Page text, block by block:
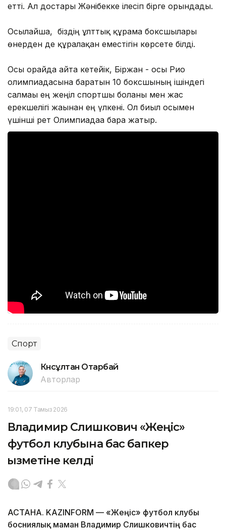
етті. Ал достары Жәнібекке ілесіп бірге орындады.
Осылайша, біздің ұлттық құрама боксшылары
өнерден де құралақан еместігін көрсете білді.
Осы орайда айта кетейік, Біржан - осы Рио
олимпиадасына баратын 10 боксшының ішіндегі
салмағы ең жеңіл спортшы болғаны мен жас
ерекшелігі жағынан ең үлкені. Ол биыл осымен
үшінші рет Олимпиадаға бара жатыр.
Спорт
Күнсұлтан Отарбай
Авторлар
19:01, 07 Тамыз 2026
Владимир Слишкович «Жеңіс»
футбол клубына бас бапкер
қызметіне келді
АСТАНА. KAZINFORM — «Жеңіс» футбол клубы
босниялық маман Владимир Слишковичтің бас